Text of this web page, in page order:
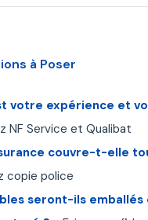
à Poser
votre expérience et
NF Service et Qualibat
couvre-t-elle
copie police
seront-ils emballés